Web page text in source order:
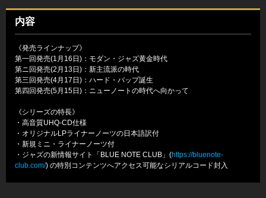
内容
《発売ラインナップ》
第一回発売(1月16日)：モダン・ジャズ黄金時代
第ニ回発売(2月13日)：新主流派の時代
第三回発売(4月17日)：ハード・バップ誕生
第四回発売(5月15日)：ニューノートの時代へ向かって
《シリーズの特長》
・高音質UHQ-CD仕様
・オリジナルLPライナーノーツの日本語訳付
・新規ミニ・ライナーノーツ付
・ジャズの新情報サイト「BLUE NOTE CLUB」(https://bluenote-
club.com/) の特別コンテンツへアクセス可能なシリアルコード封入